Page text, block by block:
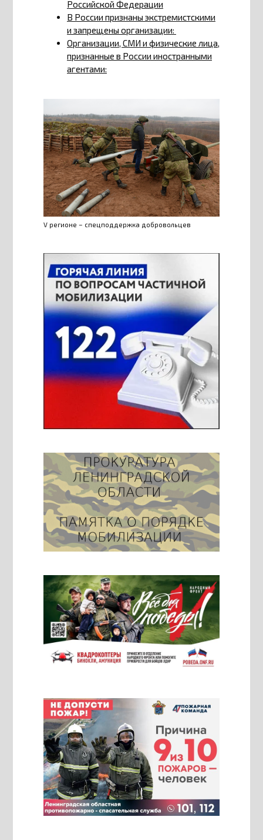
Российской Федерации
В России признаны экстремистскими
и запрещены организации:
Организации, СМИ и физические лица,
признанные в России иностранными
агентами:
V регионе – спецподдержка добровольцев